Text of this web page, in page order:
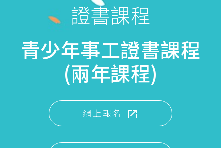
證書課程
青少年事工證書課程
(兩年課程)
網上報名